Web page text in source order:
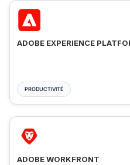
ADOBE EXPERIENCE
PRODUCTIVITÉ
ADOBE WORKFRONT